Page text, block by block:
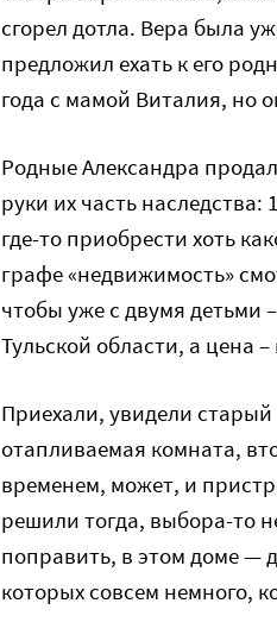
сгорел дотла. Вера была
предложил ехать к его
года с мамой Виталия, но
Родные Александра
руки их часть
где-то приобрести хоть
графе «недвижимость»
чтобы уже с двумя детьми
Тульской области, а цена
Приехали, увидели
отапливаемая комната,
временем, может, и
решили тогда, выбора-то
поправить, в этом доме —
которых совсем немного,